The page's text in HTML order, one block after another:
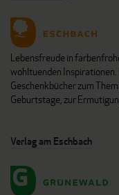
Lebensfreude in
wohltuenden Inspirationen.
Geschenkbücher zum
Geburtstage, zur
Verlag am Eschbach